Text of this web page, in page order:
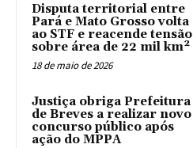
Disputa territorial entre
Pará e Mato Grosso volta
ao STF e reacende tensão
sobre área de 22 mil km²
18 de maio de 2026
Justiça obriga Prefeitura
de Breves a realizar novo
concurso público após
ação do MPPA